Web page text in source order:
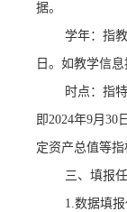
据。
学年：指
日。如教学信
时点：指
即2024年9月30
定资产总值等指
三、填报
1.数据填报